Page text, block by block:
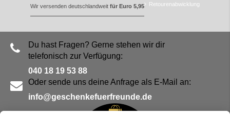
Wir versenden deutschlandweit für Euro 5,95 Retourenabwicklung
Du hast Fragen? Gerne stehen wir dir
telefonisch zur Verfügung:
040 18 19 53 88
Oder sende uns deine Anfrage als E-Mail an:
info@geschenkefuerfreunde.de